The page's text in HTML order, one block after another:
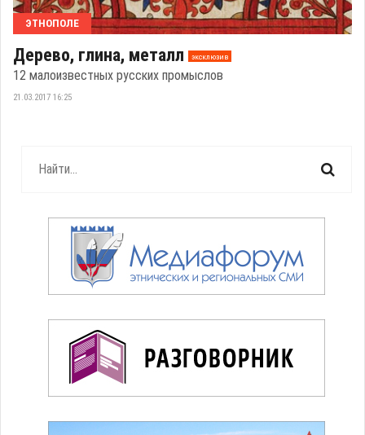
ЭТНОПОЛЕ
Дерево, глина, металл эксклюзив
12 малоизвестных русских промыслов
21.03.2017 16:25